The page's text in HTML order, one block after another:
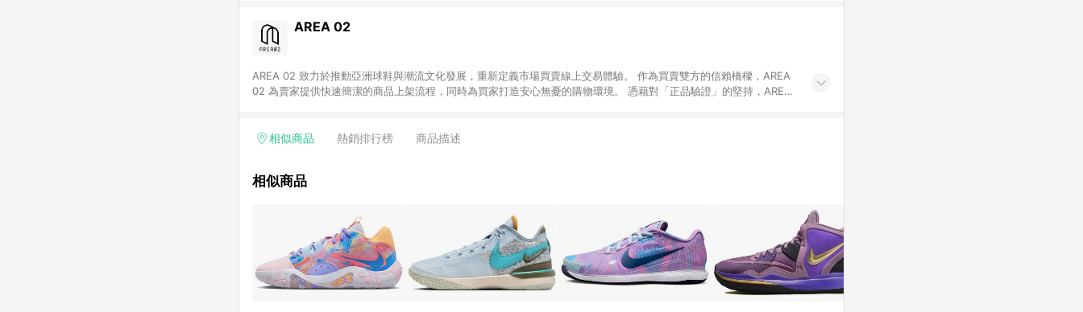
AREA 02
AREA 02 致力於推動亞洲球鞋與潮流文化發展，重新定義市場買賣線上交易體驗。 作為買賣雙方的信賴橋樑，AREA
02 為賣家提供快速簡潔的商品上架流程，同時為買家打造安心無憂的購物環境。 憑藉對「正品驗證」的堅持，AREA
相似商品 熱銷排行榜 商品描述
相似商品